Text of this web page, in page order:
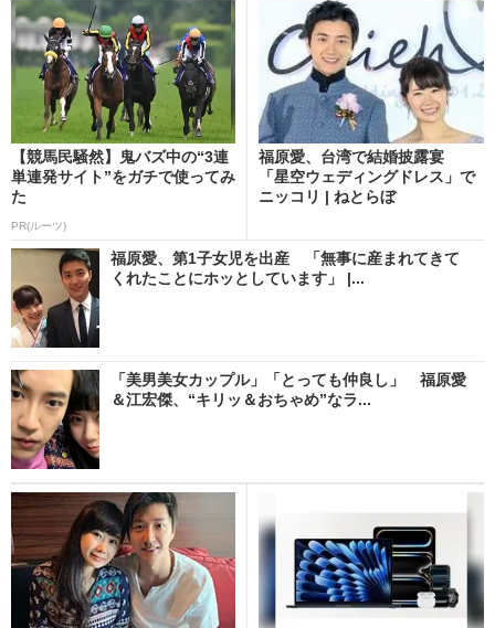
【競馬民騒然】鬼バズ中の“3連
単連発サイト”をガチで使ってみ
た
PR(ルーツ)
福原愛、台湾で結婚披露宴
「星空ウェディングドレス」で
ニッコリ | ねとらぼ
福原愛、第1子女児を出産 「無事に産まれてきて
くれたことにホッとしています」 |...
「美男美女カップル」「とっても仲良し」 福原愛
＆江宏傑、“キリッ＆おちゃめ”なラ...